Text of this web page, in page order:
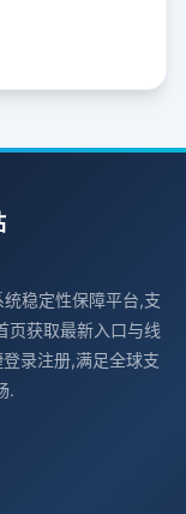
稳定性保障平台,支
页获取最新入口与线
录注册,满足全球支
.